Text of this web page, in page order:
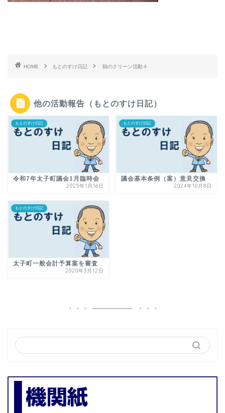
HOME もとのすけ日記 朝のクリーン活動４
他の活動報告（もとのすけ日記）
もとのすけ日記
令和7年太子町議会1月臨時会
2025年1月16日
もとのすけ日記
議会基本条例（案）意見交換
2024年10月8日
もとのすけ日記
太子町一般会計予算案を審査
2020年3月12日